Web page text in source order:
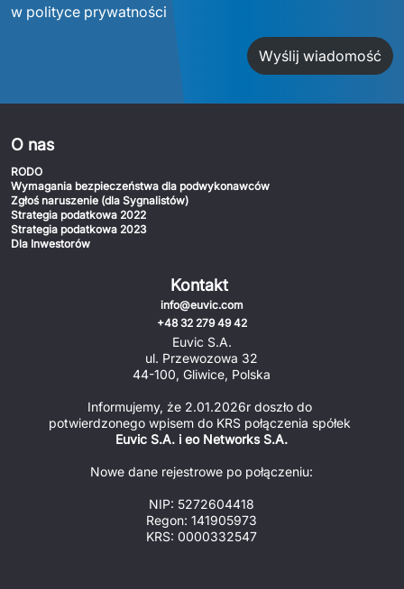
w polityce prywatności
Wyślij wiadomość
O nas
RODO
Wymagania bezpieczeństwa dla podwykonawców
Zgłoś naruszenie (dla Sygnalistów)
Strategia podatkowa 2022
Strategia podatkowa 2023
Dla Inwestorów
Kontakt
info@euvic.com
+48 32 279 49 42
Euvic S.A.
ul. Przewozowa 32
44-100, Gliwice, Polska
Informujemy, że 2.01.2026r doszło do
Euvic S.A. i eo Networks S.A.
Nowe dane rejestrowe po połączeniu:
NIP: 5272604418
Regon: 141905973
KRS: 0000332547